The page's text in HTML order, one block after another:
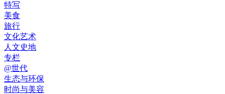
特写
美食
旅行
文化艺术
人文史地
专栏
@世代
生态与环保
时尚与美容